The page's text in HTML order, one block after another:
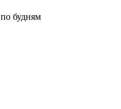
будням